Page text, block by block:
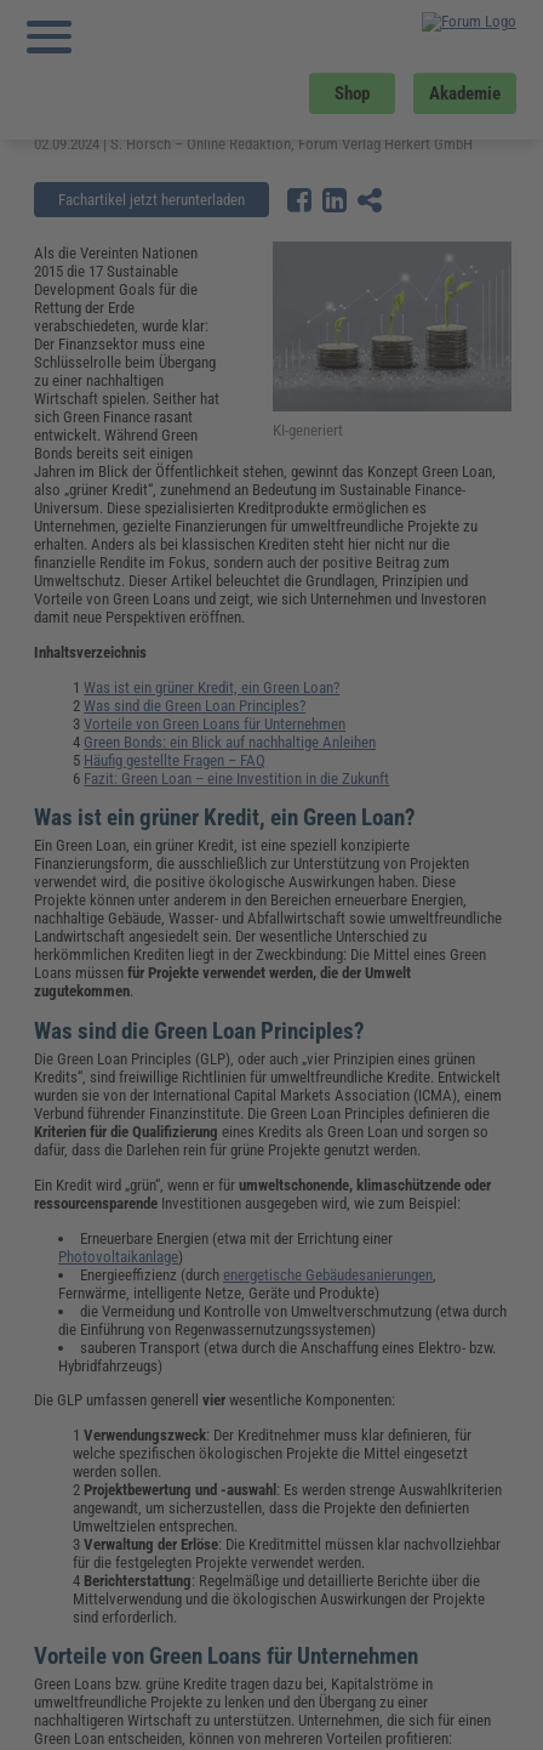
Shop Akademie
Sie sind hier:
Green Loan:
Nachhaltige Finanzierung für eine Grüne Zukunft
Green Loan: Nachhaltige
Finanzierung für eine Grüne Zukunft
02.09.2024 | S. Horsch – Online Redaktion, Forum Verlag Herkert GmbH
Fachartikel jetzt herunterladen
KI-generiert
Als die Vereinten Nationen
2015 die 17 Sustainable
Development Goals für die
Rettung der Erde
verabschiedeten, wurde klar:
Der Finanzsektor muss eine
Schlüsselrolle beim Übergang
zu einer nachhaltigen
Wirtschaft spielen. Seither hat
sich Green Finance rasant
entwickelt. Während Green
Bonds bereits seit einigen
Jahren im Blick der Öffentlichkeit stehen, gewinnt das Konzept Green Loan,
also „grüner Kredit“, zunehmend an Bedeutung im Sustainable Finance-
Universum. Diese spezialisierten Kreditprodukte ermöglichen es
Unternehmen, gezielte Finanzierungen für umweltfreundliche Projekte zu
erhalten. Anders als bei klassischen Krediten steht hier nicht nur die
finanzielle Rendite im Fokus, sondern auch der positive Beitrag zum
Umweltschutz. Dieser Artikel beleuchtet die Grundlagen, Prinzipien und
Vorteile von Green Loans und zeigt, wie sich Unternehmen und Investoren
damit neue Perspektiven eröffnen.
Inhaltsverzeichnis
Was ist ein grüner Kredit, ein Green Loan?
Was sind die Green Loan Principles?
Vorteile von Green Loans für Unternehmen
Green Bonds: ein Blick auf nachhaltige Anleihen
Häufig gestellte Fragen – FAQ
Fazit: Green Loan – eine Investition in die Zukunft
Was ist ein grüner Kredit, ein Green Loan?
Ein Green Loan, ein grüner Kredit, ist eine speziell konzipierte
Finanzierungsform, die ausschließlich zur Unterstützung von Projekten
verwendet wird, die positive ökologische Auswirkungen haben. Diese
Projekte können unter anderem in den Bereichen erneuerbare Energien,
nachhaltige Gebäude, Wasser- und Abfallwirtschaft sowie umweltfreundliche
Landwirtschaft angesiedelt sein. Der wesentliche Unterschied zu
herkömmlichen Krediten liegt in der Zweckbindung: Die Mittel eines Green
Loans müssenfür Projekte verwendet werden, die der Umwelt
zugutekommen.
Was sind die Green Loan Principles?
Die Green Loan Principles (GLP), oder auch „vier Prinzipien eines grünen
Kredits“, sind freiwillige Richtlinien für umweltfreundliche Kredite. Entwickelt
wurden sie von der International Capital Markets Association (ICMA), einem
Verbund führender Finanzinstitute. Die Green Loan Principles definieren die
Kriterien für die Qualifizierung eines Kredits als Green Loan und sorgen so
dafür, dass die Darlehen rein für grüne Projekte genutzt werden.
Ein Kredit wird „grün“, wenn er fürumweltschonende, klimaschützende oder
ressourcensparende Investitionen ausgegeben wird, wie zum Beispiel:
Erneuerbare Energien (etwa mit der Errichtung einer
Photovoltaikanlage)
Energieeffizienz (durch energetische Gebäudesanierungen,
Fernwärme, intelligente Netze, Geräte und Produkte)
die Vermeidung und Kontrolle von Umweltverschmutzung (etwa durch
die Einführung von Regenwassernutzungssystemen)
sauberen Transport (etwa durch die Anschaffung eines Elektro- bzw.
Hybridfahrzeugs)
Die GLP umfassen generellvier wesentliche Komponenten:
Verwendungszweck: Der Kreditnehmer muss klar definieren, für
welche spezifischen ökologischen Projekte die Mittel eingesetzt
werden sollen.
Projektbewertung und -auswahl : Es werden strenge Auswahlkriterien
angewandt, um sicherzustellen, dass die Projekte den definierten
Umweltzielen entsprechen.
Verwaltung der Erlöse: Die Kreditmittel müssen klar nachvollziehbar
für die festgelegten Projekte verwendet werden.
Berichterstattung: Regelmäßige und detaillierte Berichte über die
Mittelverwendung und die ökologischen Auswirkungen der Projekte
sind erforderlich.
Vorteile von Green Loans für Unternehmen
Green Loans bzw. grüne Kredite tragen dazu bei, Kapitalströme in
umweltfreundliche Projekte zu lenken und den Übergang zu einer
nachhaltigeren Wirtschaft zu unterstützen. Unternehmen, die sich für einen
Green Loan entscheiden, können von mehreren Vorteilen profitieren: